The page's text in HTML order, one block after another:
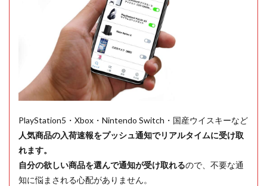
PlayStation5・Xbox・Nintendo Switch・国産ウイスキーなど
人気商品の入荷速報をプッシュ通知でリアルタイムに受け取
れます。
自分の欲しい商品を選んで通知が受け取れるので、不要な通
知に悩まされる心配がありません。